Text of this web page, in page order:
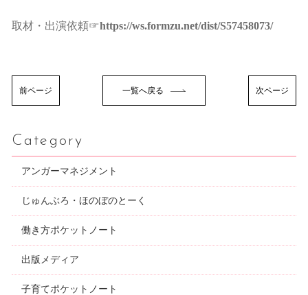
取材・出演依頼☞https://ws.formzu.net/dist/S57458073/
前ページ 一覧へ戻る 次ページ
Category
アンガーマネジメント
じゅんぶろ・ほのぼのとーく
働き方ポケットノート
出版メディア
子育てポケットノート